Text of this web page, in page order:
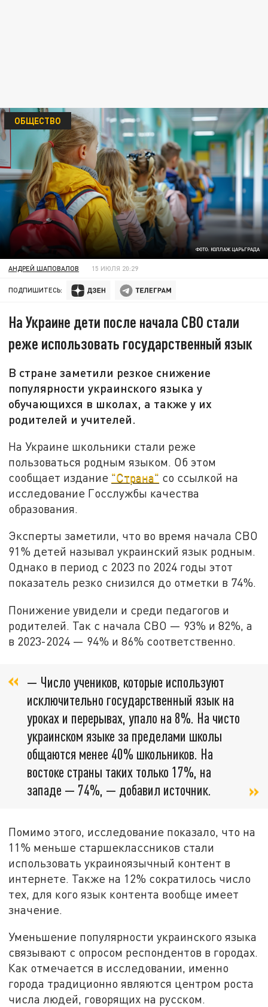
ФОТО: КОЛЛАЖ ЦАРЬГРАДА
ОБЩЕСТВО
АНДРЕЙ ШАПОВАЛОВ 15 ИЮЛЯ 20:29
ПОДПИШИТЕСЬ:
На Украине дети после начала СВО стали
реже использовать государственный язык
В стране заметили резкое снижение
популярности украинского языка у
обучающихся в школах, а также у их
родителей и учителей.
На Украине школьники стали реже
пользоваться родным языком. Об этом
сообщает издание "Страна" со ссылкой на
исследование Госслужбы качества
образования.
Эксперты заметили, что во время начала СВО
91% детей называл украинский язык родным.
Однако в период с 2023 по 2024 годы этот
показатель резко снизился до отметки в 74%.
Понижение увидели и среди педагогов и
родителей. Так с начала СВО — 93% и 82%, а
в 2023-2024 — 94% и 86% соответственно.
— Число учеников, которые используют
исключительно государственный язык на
уроках и перерывах, упало на 8%. На чисто
украинском языке за пределами школы
общаются менее 40% школьников. На
востоке страны таких только 17%, на
западе — 74%, — добавил источник.
Помимо этого, исследование показало, что на
11% меньше старшеклассников стали
использовать украиноязычный контент в
интернете. Также на 12% сократилось число
тех, для кого язык контента вообще имеет
значение.
Уменьшение популярности украинского языка
связывают с опросом респондентов в городах.
Как отмечается в исследовании, именно
города традиционно являются центром роста
числа людей, говорящих на русском.